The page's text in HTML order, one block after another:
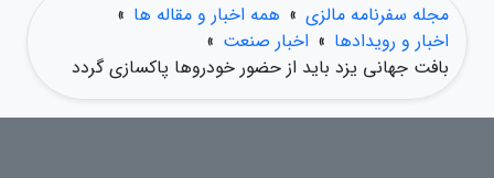
مجله سفرنامه مالزی » همه اخبار و مقاله ها »
اخبار و رویدادها » اخبار صنعت »
بافت جهانی یزد باید از حضور خودروها پاکسازی گردد